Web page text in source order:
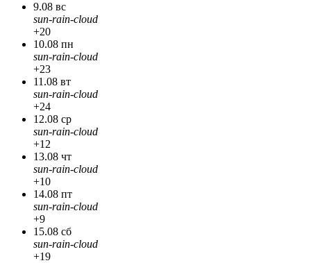
9.08 вс
sun-rain-cloud
+20
10.08 пн
sun-rain-cloud
+23
11.08 вт
sun-rain-cloud
+24
12.08 ср
sun-rain-cloud
+12
13.08 чт
sun-rain-cloud
+10
14.08 пт
sun-rain-cloud
+9
15.08 сб
sun-rain-cloud
+19